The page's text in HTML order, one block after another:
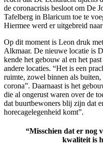
de coronacrisis besloot om De
Tafelberg in Blaricum toe te
Hiermee werd er uitgebreid
Op dit moment is Leon druk
Alkmaar. De nieuwe locatie is
kende het gebouw al en het
andere locaties. “Het is een
ruimte, zowel binnen als buiten,
corona”. Daarnaast is het
die al ongerust waren over de
dat buurtbewoners blij zijn dat
horecagelegenheid komt”.
“Misschien dat er nog
kwaliteit is